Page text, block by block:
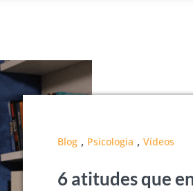
Blog , Psicologia , Vídeos
6 atitudes que